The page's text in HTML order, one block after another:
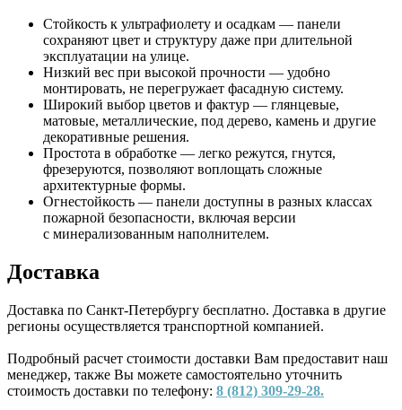
Стойкость к ультрафиолету и осадкам — панели
сохраняют цвет и структуру даже при длительной
эксплуатации на улице.
Низкий вес при высокой прочности — удобно
монтировать, не перегружает фасадную систему.
Широкий выбор цветов и фактур — глянцевые,
матовые, металлические, под дерево, камень и другие
декоративные решения.
Простота в обработке — легко режутся, гнутся,
фрезеруются, позволяют воплощать сложные
архитектурные формы.
Огнестойкость — панели доступны в разных классах
пожарной безопасности, включая версии
с минерализованным наполнителем.
Доставка
Доставка по Санкт-Петербургу бесплатно. Доставка в другие
регионы осуществляется транспортной компанией.
Подробный расчет стоимости доставки Вам предоставит наш
менеджер, также Вы можете самостоятельно уточнить
стоимость доставки по телефону: 8 (812) 309-29-28.